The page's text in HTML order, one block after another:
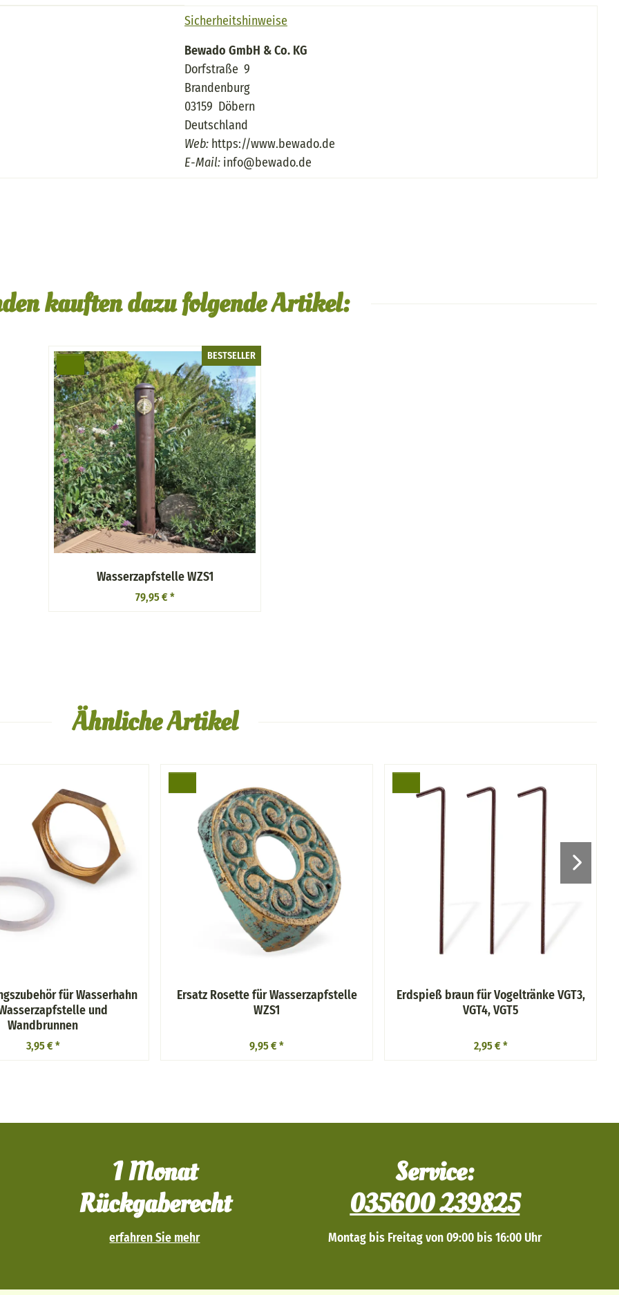
Sicherheitshinweise
Bewado GmbH & Co. KG
Dorfstraße 9
Brandenburg
03159 Döbern
Deutschland
Web: https://www.bewado.de
E-Mail: info@bewado.de
kauften dazu folgende Artikel:
BESTSELLER
Wasserzapfstelle WZS1
79,95 € *
Ähnliche Artikel
für Wasserhahn
und
Wandbrunnen
3,95 € *
Ersatz Rosette für Wasserzapfstelle
WZS1
9,95 € *
Erdspieß braun für Vogeltränke VGT3,
VGT4, VGT5
2,95 € *
1 Monat
Rückgaberecht
erfahren Sie mehr
Service:
035600 239825
Montag bis Freitag von 09:00 bis 16:00 Uhr